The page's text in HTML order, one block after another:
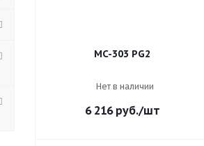
MC-303 PG2
Нет в наличии
6 216руб./шт